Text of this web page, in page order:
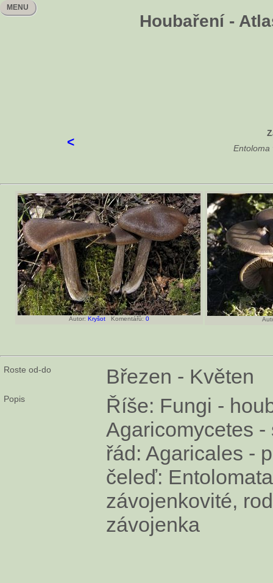
Houbaření -
MENU
<
Entoloma
Autor: Kryšot Komentářů: 0
Roste od-do Březen - Květen
Popis
Říše: Fungi -
Agaricomycetes
řád: Agaricales -
čeleď:
závojenkovité,
závojenka